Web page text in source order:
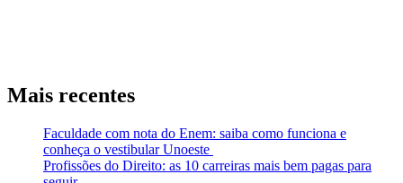
Mais recentes
Faculdade com nota do Enem: saiba como funciona e
conheça o vestibular Unoeste
Profissões do Direito: as 10 carreiras mais bem pagas para